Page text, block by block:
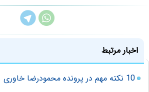
اخبار مرتبط
10 نکته مهم در پرونده محمودرضا خاوری